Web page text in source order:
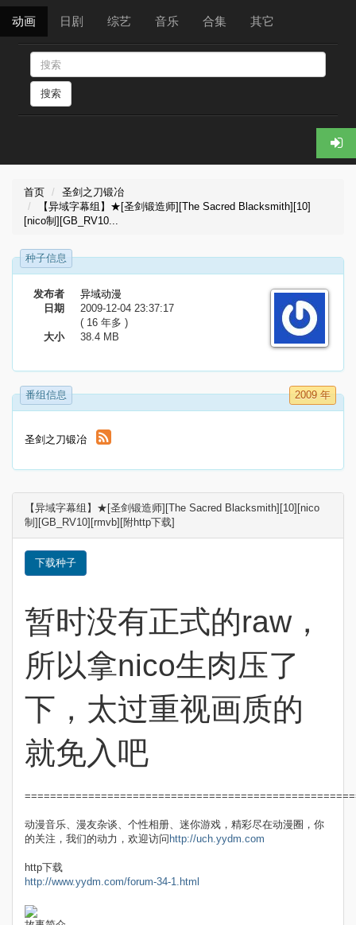
动画 日剧 综艺 音乐 合集 其它
搜索
首页
圣剑之刀锻冶
【异域字幕组】★[圣剑锻造师][The Sacred Blacksmith][10]
[nico制][GB_RV10...
种子信息
发布者
异域动漫
日期
2009-12-04 23:37:17
( 16 年多 )
大小
38.4 MB
番组信息 2009 年
圣剑之刀锻冶
【异域字幕组】★[圣剑锻造师][The Sacred Blacksmith][10][nico
制][GB_RV10][rmvb][附http下载]
下载种子
暂时没有正式的raw，
所以拿nico生肉压了
下，太过重视画质的
就免入吧
动漫音乐、漫友杂谈、个性相册、迷你游戏，精彩尽在动漫圈，你
的关注，我们的动力，欢迎访问 http://uch.yydm.com
http下载
http://www.yydm.com/forum-34-1.html